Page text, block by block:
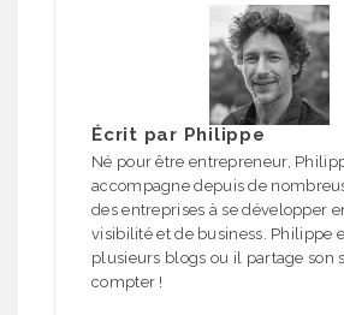
Écrit par Philippe
Né pour être entrepreneur,
accompagne depuis de
des entreprises à se développer
visibilité et de business. Philippe
plusieurs blogs ou il partage son
compter !